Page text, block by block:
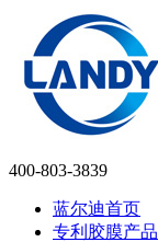
400-803-3839
蓝尔迪首页
专利胶膜产品